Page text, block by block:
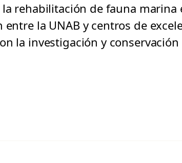
rehabilitación de fauna marina
la UNAB y centros de
la investigación y conservación